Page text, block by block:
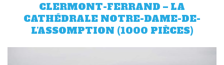
CLERMONT-FERRAND – LA
CATHÉDRALE NOTRE-DAME-DE-
L’ASSOMPTION (1000 PIÈCES)